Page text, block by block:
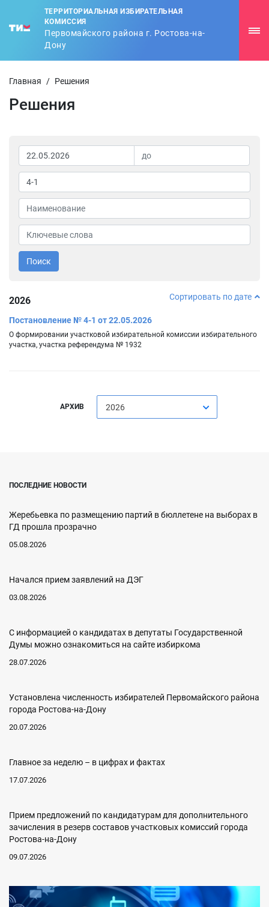
ТЕРРИТОРИАЛЬНАЯ ИЗБИРАТЕЛЬНАЯ
КОМИССИЯ
Первомайского района г. Ростова-на-
Дону
Главная / Решения
Решения
Поиск
2026 Сортировать по дате
Постановление № 4-1 от 22.05.2026
О формировании участковой избирательной комиссии избирательного
участка, участка референдума № 1932
АРХИВ 2026
ПОСЛЕДНИЕ НОВОСТИ
Жеребьевка по размещению партий в бюллетене на выборах в
ГД прошла прозрачно
05.08.2026
Начался прием заявлений на ДЭГ
03.08.2026
C информацией о кандидатах в депутаты Государственной
Думы можно ознакомиться на сайте избиркома
28.07.2026
Установлена численность избирателей Первомайского района
города Ростова-на-Дону
20.07.2026
Главное за неделю – в цифрах и фактах
17.07.2026
Прием предложений по кандидатурам для дополнительного
зачисления в резерв составов участковых комиссий города
Ростова-на-Дону
09.07.2026